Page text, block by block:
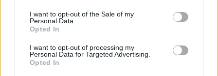
I want to opt-out of the Sale of my
Personal Data.
Opted In
I want to opt-out of processing my
Personal Data for Targeted Advertising.
Opted In
Arredi Made in Italy per ogni azienda su